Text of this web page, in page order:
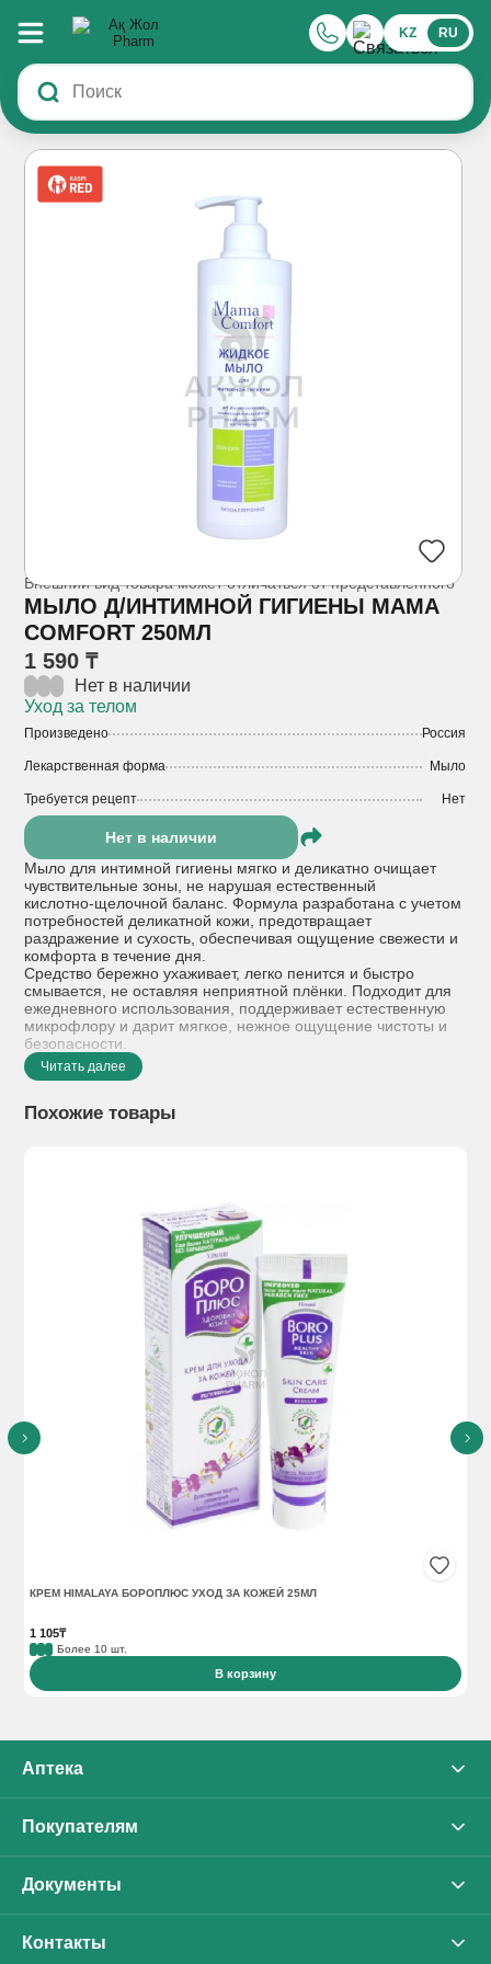
KZ RU
Внешний вид товара может отличаться от представленного
МЫЛО Д/ИНТИМНОЙ ГИГИЕНЫ МАМА
COMFORT 250МЛ
1 590 ₸
Нет в наличии
Уход за телом
Произведено Россия
Лекарственная форма Мыло
Требуется рецепт Нет
Нет в наличии
Мыло для интимной гигиены мягко и деликатно очищает
чувствительные зоны, не нарушая естественный
кислотно‑щелочной баланс. Формула разработана с учетом
потребностей деликатной кожи, предотвращает
раздражение и сухость, обеспечивая ощущение свежести и
комфорта в течение дня.
Средство бережно ухаживает, легко пенится и быстро
смывается, не оставляя неприятной плёнки. Подходит для
ежедневного использования, поддерживает естественную
микрофлору и дарит мягкое, нежное ощущение чистоты и
безопасности.
Читать далее
Похожие товары
КРЕМ HIMALAYA БОРОПЛЮС УХОД ЗА КОЖЕЙ 25МЛ
1 105₸
Более 10 шт.
В корзину
Аптека
О нас
Бренды
Покупателям
Оплата
Документы
Политика конфиденциальности
Контакты